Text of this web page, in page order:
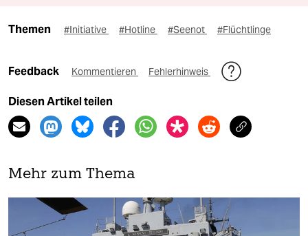
Themen #Initiative #Hotline #Seenot #Flüchtlinge
Feedback Kommentieren Fehlerhinweis
Diesen Artikel teilen
Mehr zum Thema